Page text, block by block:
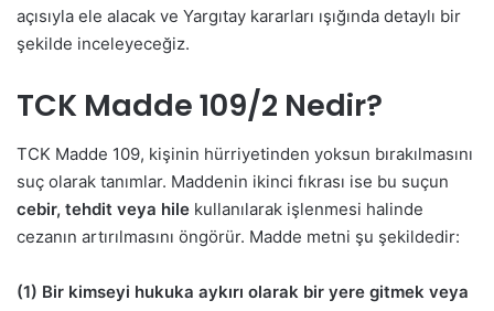
açısıyla ele alacak ve Yargıtay kararları ışığında detaylı bir
şekilde inceleyeceğiz.
TCK Madde 109/2 Nedir?
TCK Madde 109, kişinin hürriyetinden yoksun bırakılmasını
suç olarak tanımlar. Maddenin ikinci fıkrası ise bu suçun
cebir, tehdit veya hile kullanılarak işlenmesi halinde
cezanın artırılmasını öngörür. Madde metni şu şekildedir:
(1) Bir kimseyi hukuka aykırı olarak bir yere gitmek veya